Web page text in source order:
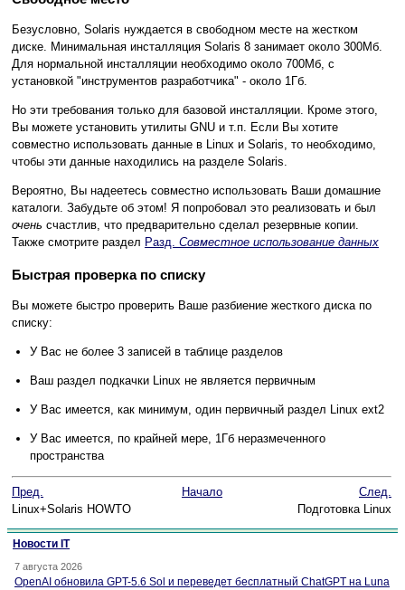
Безусловно, Solaris нуждается в свободном месте на жестком
диске. Минимальная инсталляция Solaris 8 занимает около 300Мб.
Для нормальной инсталляции необходимо около 700Мб, с
установкой "инструментов разработчика" - около 1Гб.
Но эти требования только для базовой инсталляции. Кроме этого,
Вы можете установить утилиты GNU и т.п. Если Вы хотите
совместно использовать данные в Linux и Solaris, то необходимо,
чтобы эти данные находились на разделе Solaris.
Вероятно, Вы надеетесь совместно использовать Ваши домашние
каталоги. Забудьте об этом! Я попробовал это реализовать и был
очень счастлив, что предварительно сделал резервные копии.
Также смотрите раздел Разд. Совместное использование данных
Быстрая проверка по списку
Вы можете быстро проверить Ваше разбиение жесткого диска по
списку:
У Вас не более 3 записей в таблице разделов
Ваш раздел подкачки Linux не является первичным
У Вас имеется, как минимум, один первичный раздел Linux ext2
У Вас имеется, по крайней мере, 1Гб неразмеченного
пространства
Пред. Начало
След.
Linux+Solaris HOWTO
Подготовка Linux
Новости IT
7 августа 2026
OpenAI обновила GPT-5.6 Sol и переведет бесплатный ChatGPT на Luna